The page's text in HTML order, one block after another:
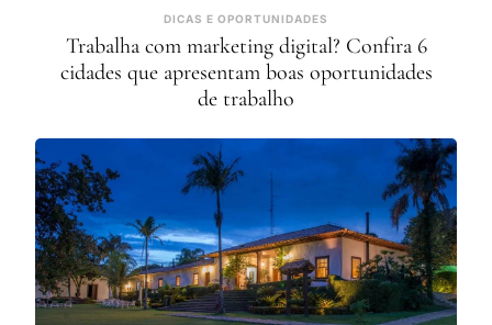
DICAS E OPORTUNIDADES
Trabalha com marketing digital? Confira 6
cidades que apresentam boas oportunidades
de trabalho